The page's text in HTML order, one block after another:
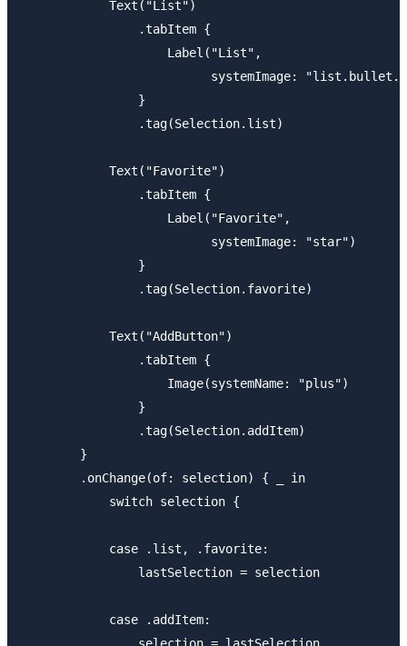
            Text("List")
                .tabItem {
                    Label("List",
systemImage:
                }
                .tag(Selection.list)
            Text("Favorite")
                .tabItem {
                    Label("Favorite",
                          systemImage: "star")
                }
                .tag(Selection.favorite)
            Text("AddButton")
                .tabItem {
                    Image(systemName: "plus")
                }
                .tag(Selection.addItem)
        }
        .onChange(of: selection) { _ in
            switch selection {
            case .list, .favorite:
                lastSelection = selection
            case .addItem:
                selection = lastSelection